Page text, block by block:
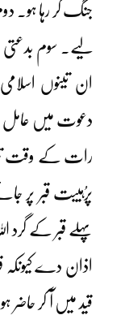
جنگ کر رہا ہو۔
لیے۔ سوم
ان تینوں
دعوت میں عامل و
رات کے وقت
پرُہیبت قبر پر
پہلے قبر کے گرد
اذان دے
قید میں آ کر